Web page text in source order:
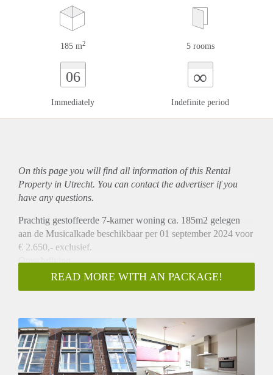
185 m2 5 rooms
06
Immediately
∞
Indefinite period
On this page you will find all information of this Rental
Property in Utrecht. You can contact the advertiser if you
have any questions.
Prachtig gestoffeerde 7-kamer woning ca. 185m2 gelegen
aan de Musicalkade beschikbaar per 01 september 2024 voor
€ 2.650,- exclusief.
Omschrijving
Via de entree heeft u toegang tot de keuken en ruime
eetkamer. De Eetkamer is gelegen aan de achterzijde en
met ruime schuur en speelhuisje. Aan de voorzijde is de
woon keuken gelegen welke is v.v. alle luxe
inbouwapparatuur zoals een koelkast, vriezer, vaatwasser,
oven, magnetron en een elektrisch kookplaat. Via de open
READ MORE WITH AN PACKAGE!